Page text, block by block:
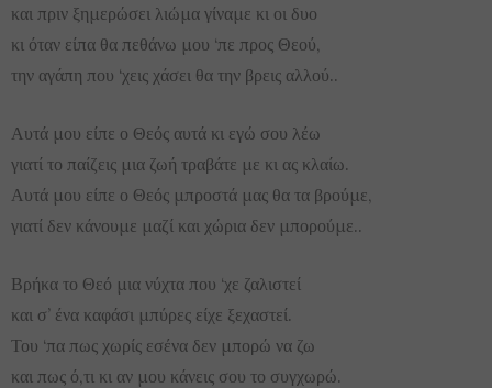
και πριν ξημερώσει λιώμα γίναμε κι οι δυο
κι όταν είπα θα πεθάνω μου ‘πε προς Θεού,
την αγάπη που ‘χεις χάσει θα την βρεις αλλού..
Αυτά μου είπε ο Θεός αυτά κι εγώ σου λέω
γιατί το παίζεις μια ζωή τραβάτε με κι ας κλαίω.
Αυτά μου είπε ο Θεός μπροστά μας θα τα βρούμε,
γιατί δεν κάνουμε μαζί και χώρια δεν μπορούμε..
Βρήκα το Θεό μια νύχτα που ‘χε ζαλιστεί
και σ’ ένα καφάσι μπύρες είχε ξεχαστεί.
Του ‘πα πως χωρίς εσένα δεν μπορώ να ζω
και πως ό,τι κι αν μου κάνεις σου το συγχωρώ.